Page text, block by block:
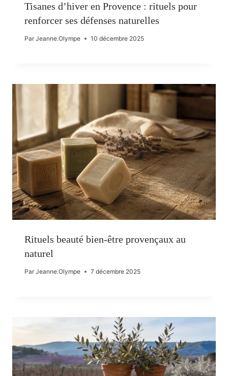
Tisanes d’hiver en Provence : rituels pour
renforcer ses défenses naturelles
Par Jeanne.Olympe 10 décembre 2025
Rituels beauté bien-être provençaux au
naturel
Par Jeanne.Olympe 7 décembre 2025